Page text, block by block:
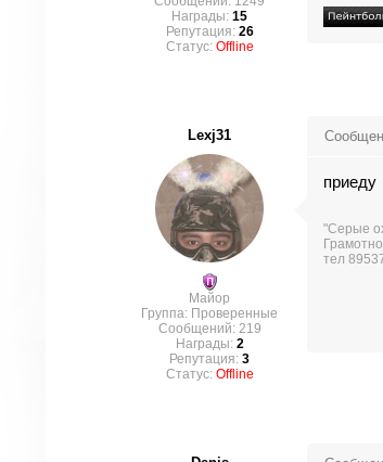
Награды: 15
Репутация: 26
Статус: Offline
Lexj31
Майор
Группа: Проверенные
Сообщений: 219
Награды: 2
Репутация: 3
Статус: Offline
приеду
"Серые
тел